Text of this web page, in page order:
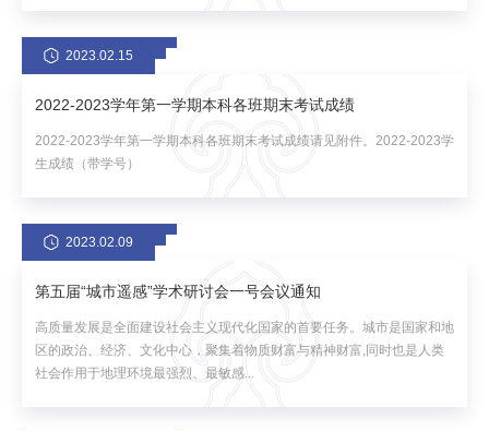
2023.02.15
2022-2023学年第一学期本科各班期末考试成绩
2022-2023学年第一学期本科各班期末考试成绩请见附件。2022-2023学
生成绩（带学号）
2023.02.09
第五届“城市遥感”学术研讨会一号会议通知
高质量发展是全面建设社会主义现代化国家的首要任务。城市是国家和地
区的政治、经济、文化中心，聚集着物质财富与精神财富,同时也是人类
社会作用于地理环境最强烈、最敏感...